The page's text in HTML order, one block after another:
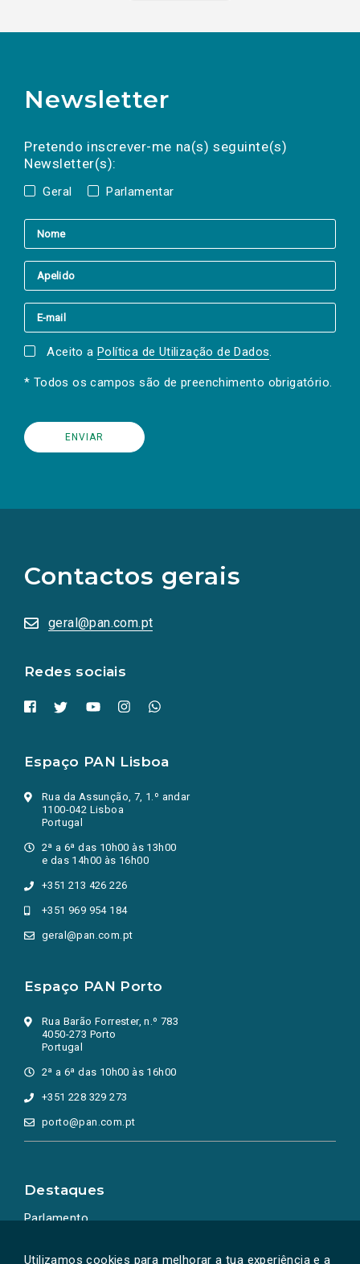
Utilizamos cookies para melhorar a tua experiência e a
Newsletter
Pretendo inscrever-me na(s) seguinte(s)
Newsletter(s):
Geral Parlamentar
a(s) newsletter(s).
mail
Aceito a Política de Utilização de Dados.
* Todos os campos são de preenchimento obrigatório.
Contactos gerais
geral@pan.com.pt
Redes sociais
redes
sociais
numa
nova
Espaço PAN Lisboa
Rua da Assunção, 7, 1.º andar
1100-042 Lisboa
Portugal
2ª a 6ª das 10h00 às 13h00
e das 14h00 às 16h00
+351 213 426 226
+351 969 954 184
geral@pan.com.pt
Espaço PAN Porto
Rua Barão Forrester, n.º 783
4050-273 Porto
Portugal
2ª a 6ª das 10h00 às 16h00
+351 228 329 273
porto@pan.com.pt
Destaques
Parlamento